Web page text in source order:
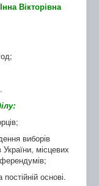
Вікторівна
виборів
місцевих
основі.